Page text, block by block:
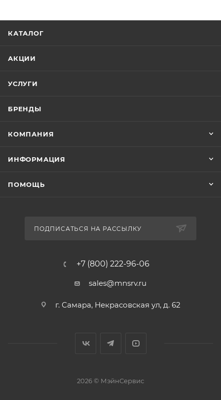
КАТАЛОГ
АКЦИИ
УСЛУГИ
БРЕНДЫ
КОМПАНИЯ
ИНФОРМАЦИЯ
ПОМОЩЬ
ПОДПИСАТЬСЯ НА РАССЫЛКУ
+7 (800) 222-96-06
sales@mnsrv.ru
г. Самара, Некрасовская ул, д. 62
2026 © МэйнСервис